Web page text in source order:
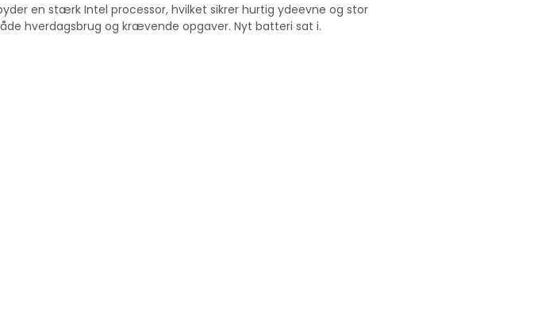
en stærk Intel processor, hvilket sikrer hurtig ydeevne og stor
hverdagsbrug og krævende opgaver. Nyt batteri sat i.